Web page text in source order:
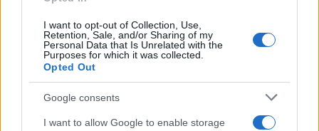
I want to opt-out of Collection, Use,
Retention, Sale, and/or Sharing of my
Personal Data that Is Unrelated with the
Purposes for which it was collected.
Opted Out
Google consents
I want to allow Google to enable storage
Ricevi le nostre ultime news
da
Condividi l'articolo